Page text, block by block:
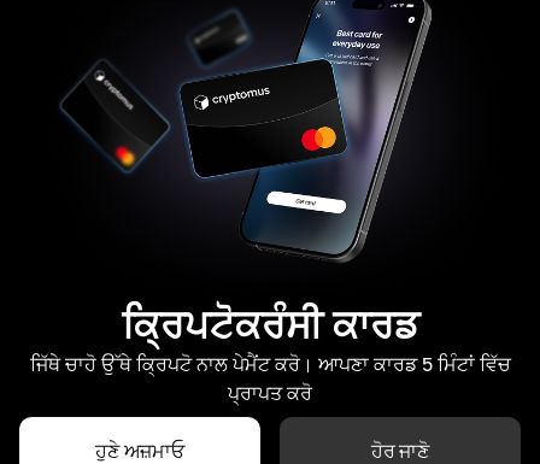
ਕ੍ਰਿਪਟੋਕਰੰਸੀ ਕਾਰਡ
ਜਿੱਥੇ ਚਾਹੋ ਉੱਥੇ ਕ੍ਰਿਪਟੋ ਨਾਲ ਪੇਮੈਂਟ ਕਰੋ। ਆਪਣਾ ਕਾਰਡ 5 ਮਿੰਟਾਂ ਵਿੱਚ
ਪ੍ਰਾਪਤ ਕਰੋ
ਹੁਣੇ ਅਜ਼ਮਾਓ ਹੋਰ ਜਾਣੋ